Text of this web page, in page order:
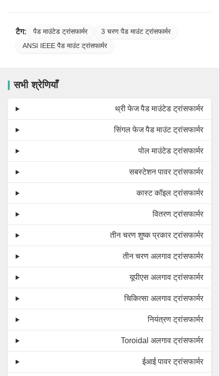
टैग: पैड माउंटेड ट्रांसफार्मर
3 चरण पैड माउंट ट्रांसफार्मर
ANSI IEEE पैड माउंट ट्रांसफार्मर
सभी श्रेणियाँ
थ्री फेज पैड माउंटेड ट्रांसफार्मर
सिंगल फेज पैड माउंट ट्रांसफार्मर
पोल माउंटेड ट्रांसफार्मर
सबस्टेशन पावर ट्रांसफार्मर
कास्ट कॉइल ट्रांसफार्मर
वितरण ट्रांसफार्मर
तीन चरण शुष्क प्रकार ट्रांसफार्मर
तीन चरण अलगाव ट्रांसफार्मर
यूपीएस अलगाव ट्रांसफार्मर
चिकित्सा अलगाव ट्रांसफार्मर
नियंत्रण ट्रांसफार्मर
Toroidal अलगाव ट्रांसफार्मर
ईआई पावर ट्रांसफार्मर